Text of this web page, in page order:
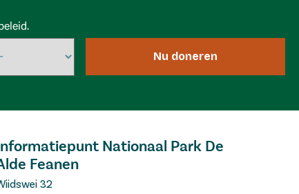
Nu doneren
Informatiepunt Nationaal Park De
Feanen
32